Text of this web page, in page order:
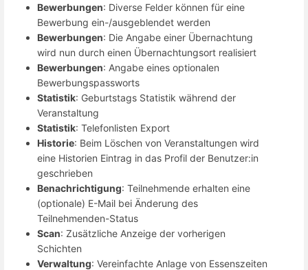
Bewerbungen: Diverse Felder können für eine
Bewerbung ein-/ausgeblendet werden
Bewerbungen: Die Angabe einer Übernachtung
wird nun durch einen Übernachtungsort realisiert
Bewerbungen: Angabe eines optionalen
Bewerbungspassworts
Statistik: Geburtstags Statistik während der
Veranstaltung
Statistik: Telefonlisten Export
Historie: Beim Löschen von Veranstaltungen wird
eine Historien Eintrag in das Profil der Benutzer:in
geschrieben
Benachrichtigung: Teilnehmende erhalten eine
(optionale) E-Mail bei Änderung des
Teilnehmenden-Status
Scan: Zusätzliche Anzeige der vorherigen
Schichten
Verwaltung: Vereinfachte Anlage von Essenszeiten